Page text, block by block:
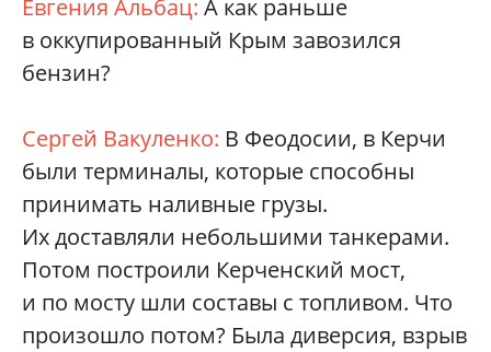
Евгения Альбац: А как раньше
в оккупированный Крым завозился
бензин?
Сергей Вакуленко: В Феодосии, в Керчи
были терминалы, которые способны
принимать наливные грузы.
Их доставляли небольшими танкерами.
Потом построили Керченский мост,
и по мосту шли составы с топливом. Что
произошло потом? Была диверсия, взрыв